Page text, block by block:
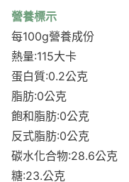
營養標示
每100g營養成份
熱量:115大卡
蛋白質:0.2公克
脂肪:0公克
飽和脂肪:0公克
反式脂肪:0公克
碳水化合物:28.6公克
糖:23.公克